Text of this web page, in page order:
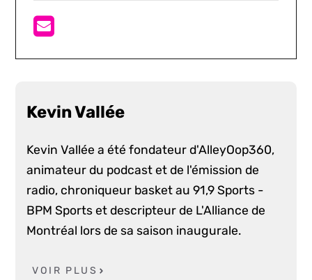
Kevin Vallée
Kevin Vallée a été fondateur d'AlleyOop360,
animateur du podcast et de l'émission de
radio, chroniqueur basket au 91,9 Sports -
BPM Sports et descripteur de L'Alliance de
Montréal lors de sa saison inaugurale.
VOIR PLUS